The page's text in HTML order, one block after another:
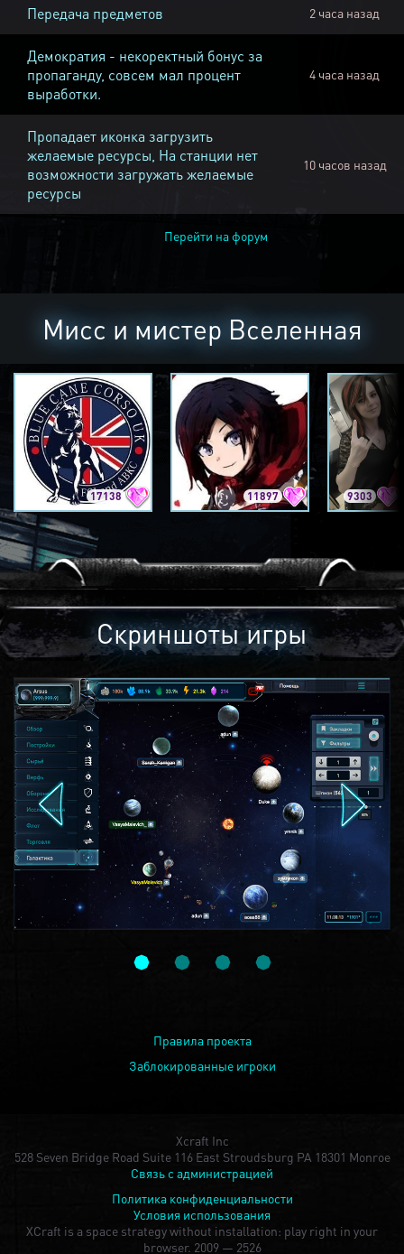
Передача предметов 2 часа назад
Демократия - некоректный бонус за
пропаганду, совсем мал процент
выработки.
4 часа назад
Пропадает иконка загрузить
желаемые ресурсы, На станции нет
возможности загружать желаемые
ресурсы
10 часов назад
Перейти на форум
Мисс и мистер Вселенная
17138 11897 9303
Скриншоты игры
Правила проекта
Заблокированные игроки
Xcraft Inc
528 Seven Bridge Road Suite 116 East Stroudsburg PA 18301 Monroe
Связь с администрацией
Политика конфиденциальности
Условия использования
XCraft is a space strategy without installation: play right in your
browser. 2009 — 2526